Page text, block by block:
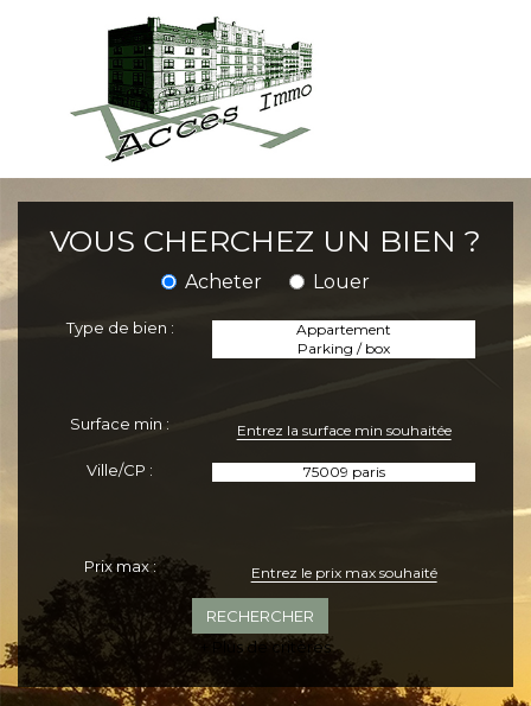
VOUS CHERCHEZ UN BIEN ?
Acheter Louer
Type de bien :
Surface min :
Ville/CP :
Prix max :
+ Plus de critères